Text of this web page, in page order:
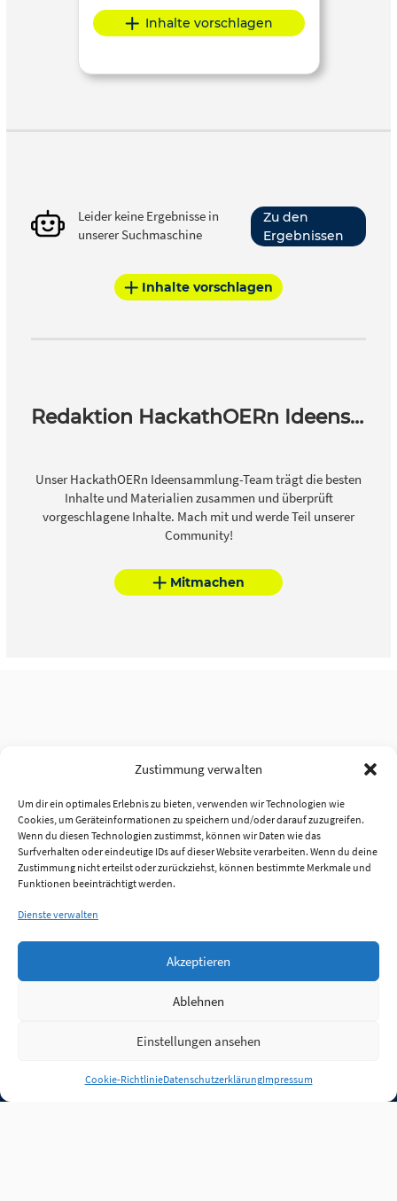
Zustimmung verwalten
Um dir ein optimales Erlebnis zu bieten, verwenden wir Technologien wie
Cookies, um Geräteinformationen zu speichern und/oder darauf zuzugreifen.
Wenn du diesen Technologien zustimmst, können wir Daten wie das
Surfverhalten oder eindeutige IDs auf dieser Website verarbeiten. Wenn du deine
Zustimmung nicht erteilst oder zurückziehst, können bestimmte Merkmale und
Funktionen beeinträchtigt werden.
Dienste verwalten
Akzeptieren
Ablehnen
Einstellungen ansehen
Cookie-RichtlinieDatenschutzerklärungImpressum
Inhalte vorschlagen
Leider keine Ergebnisse in
unserer Suchmaschine
Zu den
Ergebnissen
Inhalte vorschlagen
Redaktion HackathOERn Ideensammlung
Unser HackathOERn Ideensammlung-Team trägt die besten
Inhalte und Materialien zusammen und überprüft
vorgeschlagene Inhalte. Mach mit und werde Teil unserer
Community!
Mitmachen
Anmelden
Jobs Partner FAQ Quellen